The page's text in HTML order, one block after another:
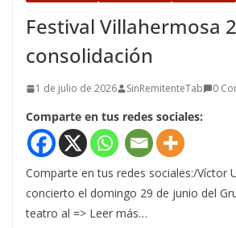
Festival Villahermosa
consolidación
1 de julio de 2026 SinRemitenteTab 0
Comparte en tus redes sociales:
Comparte en tus redes sociales:/Víctor
concierto el domingo 29 de junio del
teatro al => Leer más…